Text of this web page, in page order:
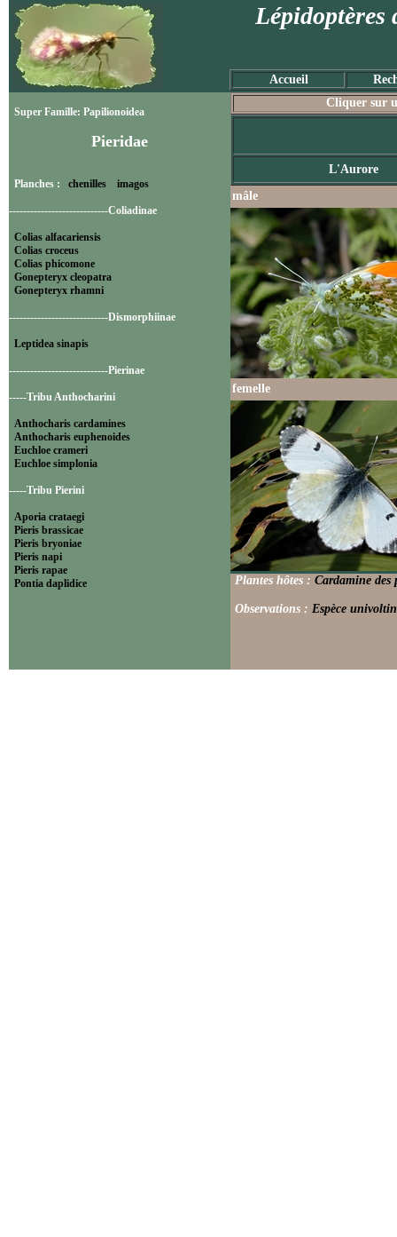
Lépidoptères
Accueil
Super Famille: Papilionoidea
Pieridae
Planches : chenilles imagos
----------------------------Coliadinae
Colias alfacariensis
Colias croceus
Colias phicomone
Gonepteryx cleopatra
Gonepteryx rhamni
----------------------------Dismorphiinae
Leptidea sinapis
----------------------------Pierinae
-----Tribu Anthocharini
Anthocharis cardamines
Anthocharis euphenoides
Euchloe crameri
Euchloe simplonia
-----Tribu Pierini
Aporia crataegi
Pieris brassicae
Pieris bryoniae
Pieris napi
Pieris rapae
Pontia daplidice
Cliquer sur
L'Aurore
mâle
femelle
Plantes hôtes : Cardamine
Observations : Espèce